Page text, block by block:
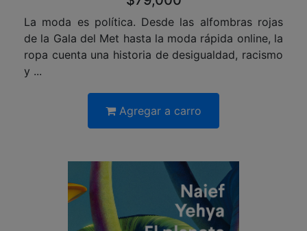
La moda es política. Desde las alfombras rojas
de la Gala del Met hasta la moda rápida online, la
ropa cuenta una historia de desigualdad, racismo
y ...
Agregar a carro